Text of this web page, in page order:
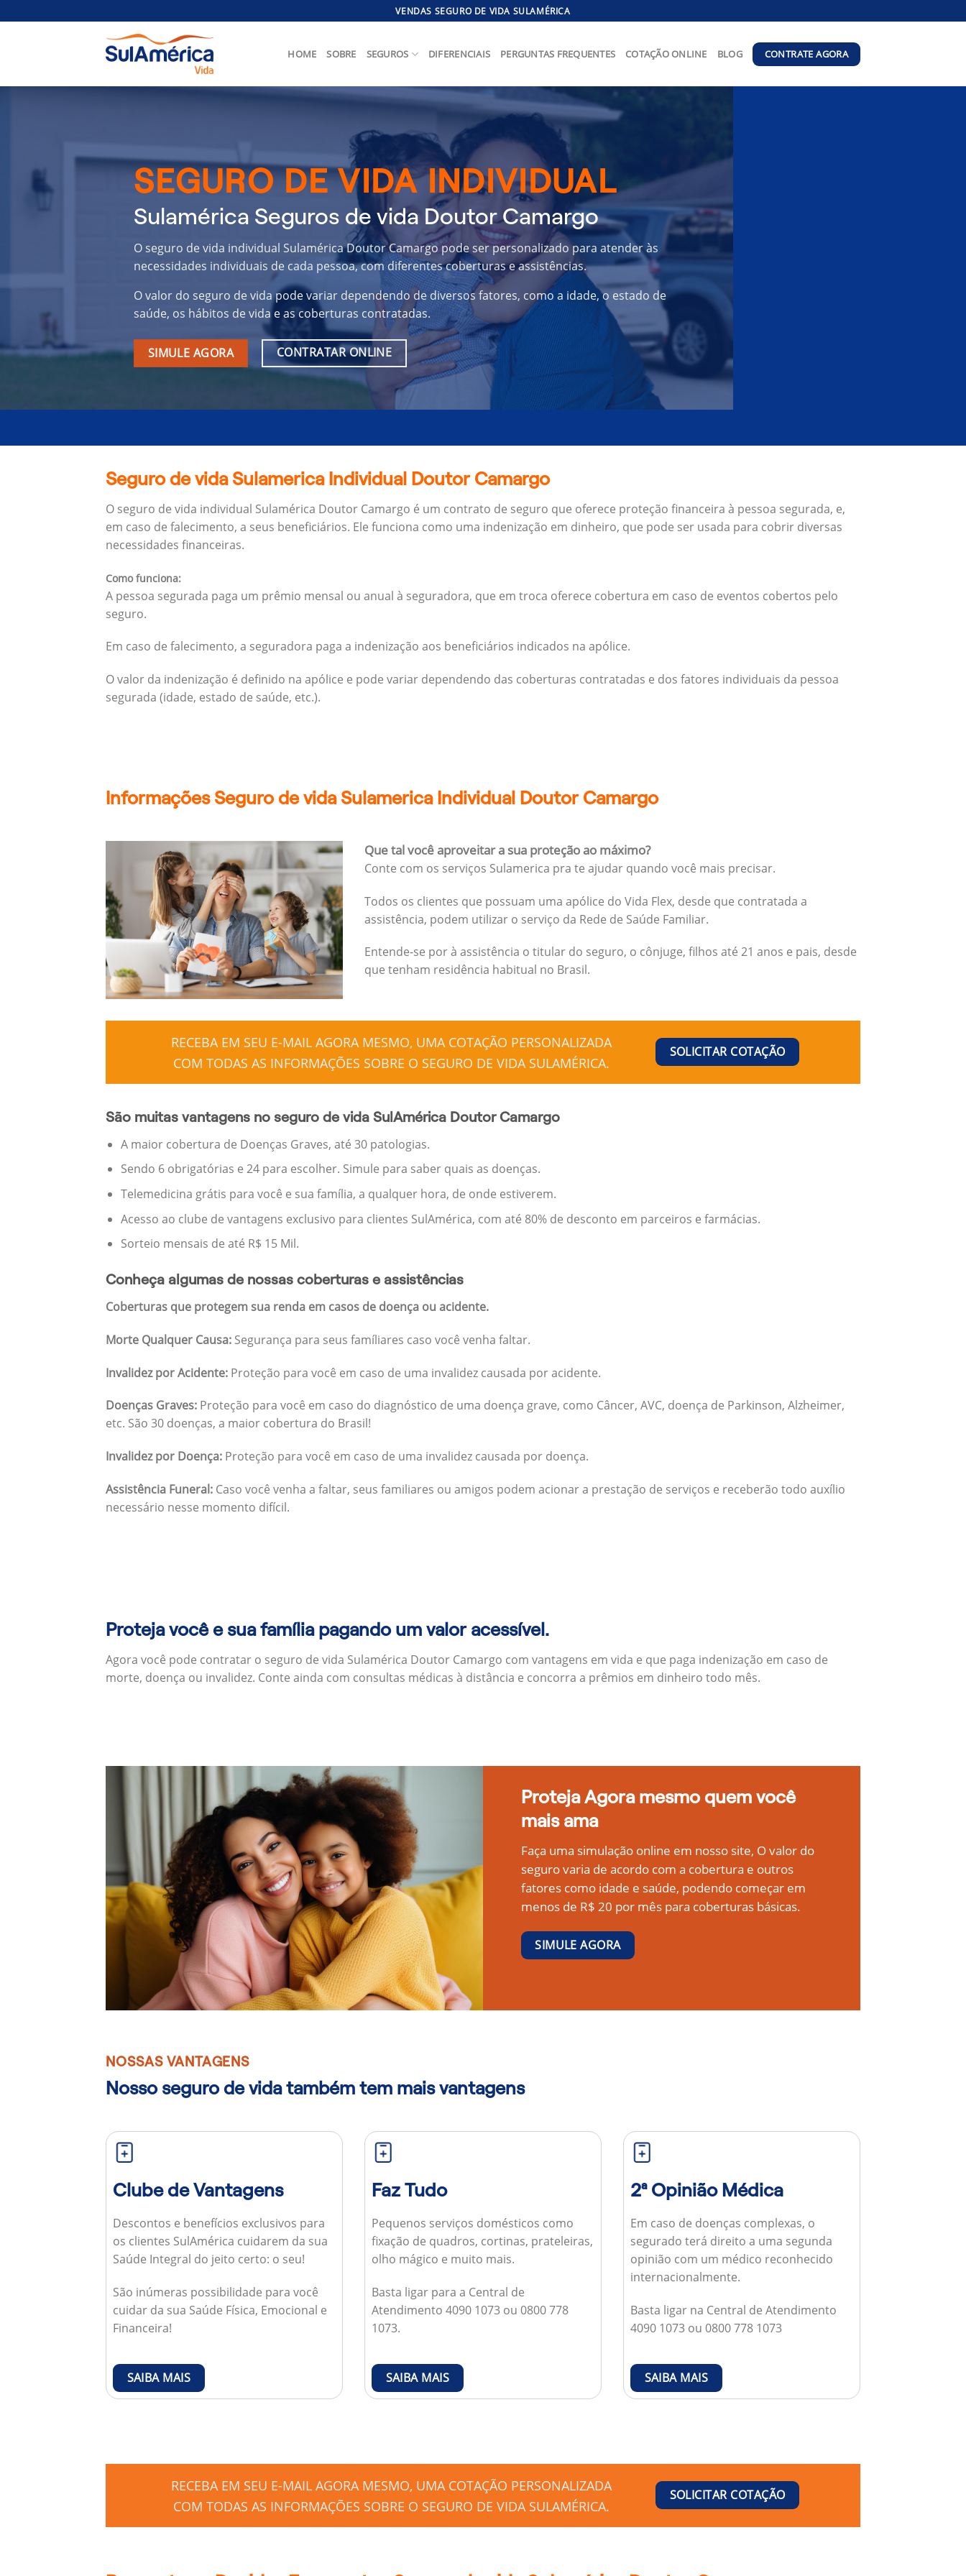
to
VENDAS SEGURO DE VIDA SULAMÉRICA
HOME SOBRE SEGUROS DIFERENCIAIS PERGUNTAS FREQUENTES COTAÇÃO ONLINE BLOG CONTRATE AGORA
SEGURO DE VIDA INDIVIDUAL
Sulamérica Seguros de vida Doutor Camargo
O seguro de vida individual Sulamérica Doutor Camargo pode ser personalizado para atender às
necessidades individuais de cada pessoa, com diferentes coberturas e assistências.
O valor do seguro de vida pode variar dependendo de diversos fatores, como a idade, o estado de
saúde, os hábitos de vida e as coberturas contratadas.
SIMULE AGORA CONTRATAR ONLINE
Seguro de vida Sulamerica Individual Doutor Camargo
O seguro de vida individual Sulamérica Doutor Camargo é um contrato de seguro que oferece proteção financeira à pessoa segurada, e,
em caso de falecimento, a seus beneficiários. Ele funciona como uma indenização em dinheiro, que pode ser usada para cobrir diversas
necessidades financeiras.
Como funciona:
A pessoa segurada paga um prêmio mensal ou anual à seguradora, que em troca oferece cobertura em caso de eventos cobertos pelo
seguro.
Em caso de falecimento, a seguradora paga a indenização aos beneficiários indicados na apólice.
O valor da indenização é definido na apólice e pode variar dependendo das coberturas contratadas e dos fatores individuais da pessoa
segurada (idade, estado de saúde, etc.).
Informações Seguro de vida Sulamerica Individual Doutor Camargo
Que tal você aproveitar a sua proteção ao máximo?
Conte com os serviços Sulamerica pra te ajudar quando você mais precisar.
Todos os clientes que possuam uma apólice do Vida Flex, desde que contratada a
assistência, podem utilizar o serviço da Rede de Saúde Familiar.
Entende-se por à assistência o titular do seguro, o cônjuge, filhos até 21 anos e pais, desde
que tenham residência habitual no Brasil.
RECEBA EM SEU E-MAIL AGORA MESMO, UMA COTAÇÃO PERSONALIZADA
COM TODAS AS INFORMAÇÕES SOBRE O SEGURO DE VIDA SULAMÉRICA.
SOLICITAR COTAÇÃO
São muitas vantagens no seguro de vida SulAmérica Doutor Camargo
A maior cobertura de Doenças Graves, até 30 patologias.
Sendo 6 obrigatórias e 24 para escolher. Simule para saber quais as doenças.
Telemedicina grátis para você e sua família, a qualquer hora, de onde estiverem.
Acesso ao clube de vantagens exclusivo para clientes SulAmérica, com até 80% de desconto em parceiros e farmácias.
Sorteio mensais de até R$ 15 Mil.
Conheça algumas de nossas coberturas e assistências
Coberturas que protegem sua renda em casos de doença ou acidente.
Morte Qualquer Causa: Segurança para seus famíliares caso você venha faltar.
Invalidez por Acidente: Proteção para você em caso de uma invalidez causada por acidente.
Doenças Graves: Proteção para você em caso do diagnóstico de uma doença grave, como Câncer, AVC, doença de Parkinson, Alzheimer,
etc. São 30 doenças, a maior cobertura do Brasil!
Invalidez por Doença: Proteção para você em caso de uma invalidez causada por doença.
Assistência Funeral: Caso você venha a faltar, seus familiares ou amigos podem acionar a prestação de serviços e receberão todo auxílio
necessário nesse momento difícil.
Proteja você e sua família pagando um valor acessível.
Agora você pode contratar o seguro de vida Sulamérica Doutor Camargo com vantagens em vida e que paga indenização em caso de
morte, doença ou invalidez. Conte ainda com consultas médicas à distância e concorra a prêmios em dinheiro todo mês.
Proteja Agora mesmo quem você
mais ama
Faça uma simulação online em nosso site, O valor do
seguro varia de acordo com a cobertura e outros
fatores como idade e saúde, podendo começar em
menos de R$ 20 por mês para coberturas básicas.
SIMULE AGORA
NOSSAS VANTAGENS
Nosso seguro de vida também tem mais vantagens
Clube de Vantagens
Descontos e benefícios exclusivos para
os clientes SulAmérica cuidarem da sua
Saúde Integral do jeito certo: o seu!
São inúmeras possibilidade para você
cuidar da sua Saúde Física, Emocional e
Financeira!
SAIBA MAIS
Faz Tudo
Pequenos serviços domésticos como
fixação de quadros, cortinas, prateleiras,
olho mágico e muito mais.
Basta ligar para a Central de
Atendimento 4090 1073 ou 0800 778
1073.
SAIBA MAIS
2ª Opinião Médica
Em caso de doenças complexas, o
segurado terá direito a uma segunda
opinião com um médico reconhecido
internacionalmente.
Basta ligar na Central de Atendimento
4090 1073 ou 0800 778 1073
SAIBA MAIS
RECEBA EM SEU E-MAIL AGORA MESMO, UMA COTAÇÃO PERSONALIZADA
COM TODAS AS INFORMAÇÕES SOBRE O SEGURO DE VIDA SULAMÉRICA.
SOLICITAR COTAÇÃO